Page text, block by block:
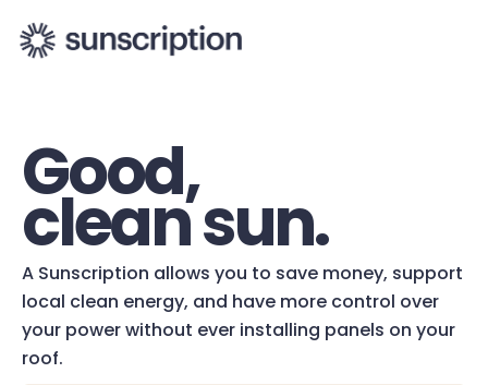
Good,
clean sun.
A Sunscription allows you to save money, support
local clean energy, and have more control over
your power without ever installing panels on your
roof.